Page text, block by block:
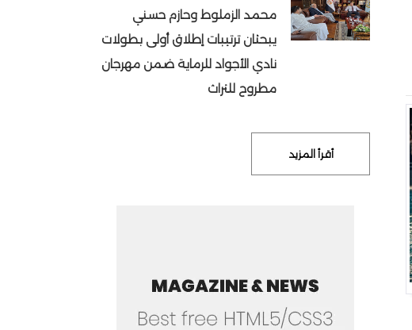
محمد الزملوط وحازم حسني
يبحثان ترتيبات إطلاق أولى بطولات
نادي الأجواد للرماية ضمن مهرجان
مطروح للتراث
أقرأ المزيد